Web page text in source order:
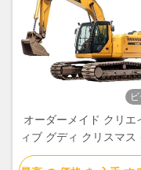
once you
adjustment
makes all
during long
オーダーメイド クリエ
ィブ グディ クリスマス
フト紙 ギフト バッグ